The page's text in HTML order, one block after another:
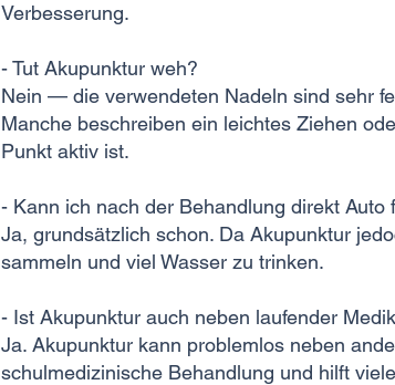
Verbesserung.
- Tut Akupunktur weh?
Nein — die verwendeten Nadeln sind sehr
Manche beschreiben ein leichtes Ziehen
Punkt aktiv ist.
- Kann ich nach der Behandlung direkt Auto
Ja, grundsätzlich schon. Da Akupunktur
sammeln und viel Wasser zu trinken.
- Ist Akupunktur auch neben laufender
Ja. Akupunktur kann problemlos neben
schulmedizinische Behandlung und hilft